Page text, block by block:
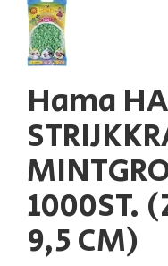
Hama
1000ST.
9,5 CM)